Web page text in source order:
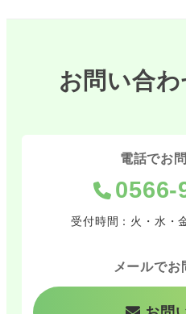
お問い合
電話でお
0566-
受付時間：火・水
メールでお